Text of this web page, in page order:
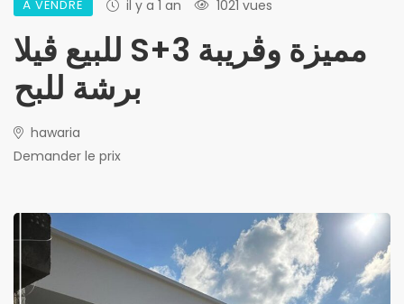
À VENDRE il y a 1 an 1021 vues
للبيع ڤيلا S+3 مميزة وڨريبة
برشة للبح
hawaria
Demander le prix